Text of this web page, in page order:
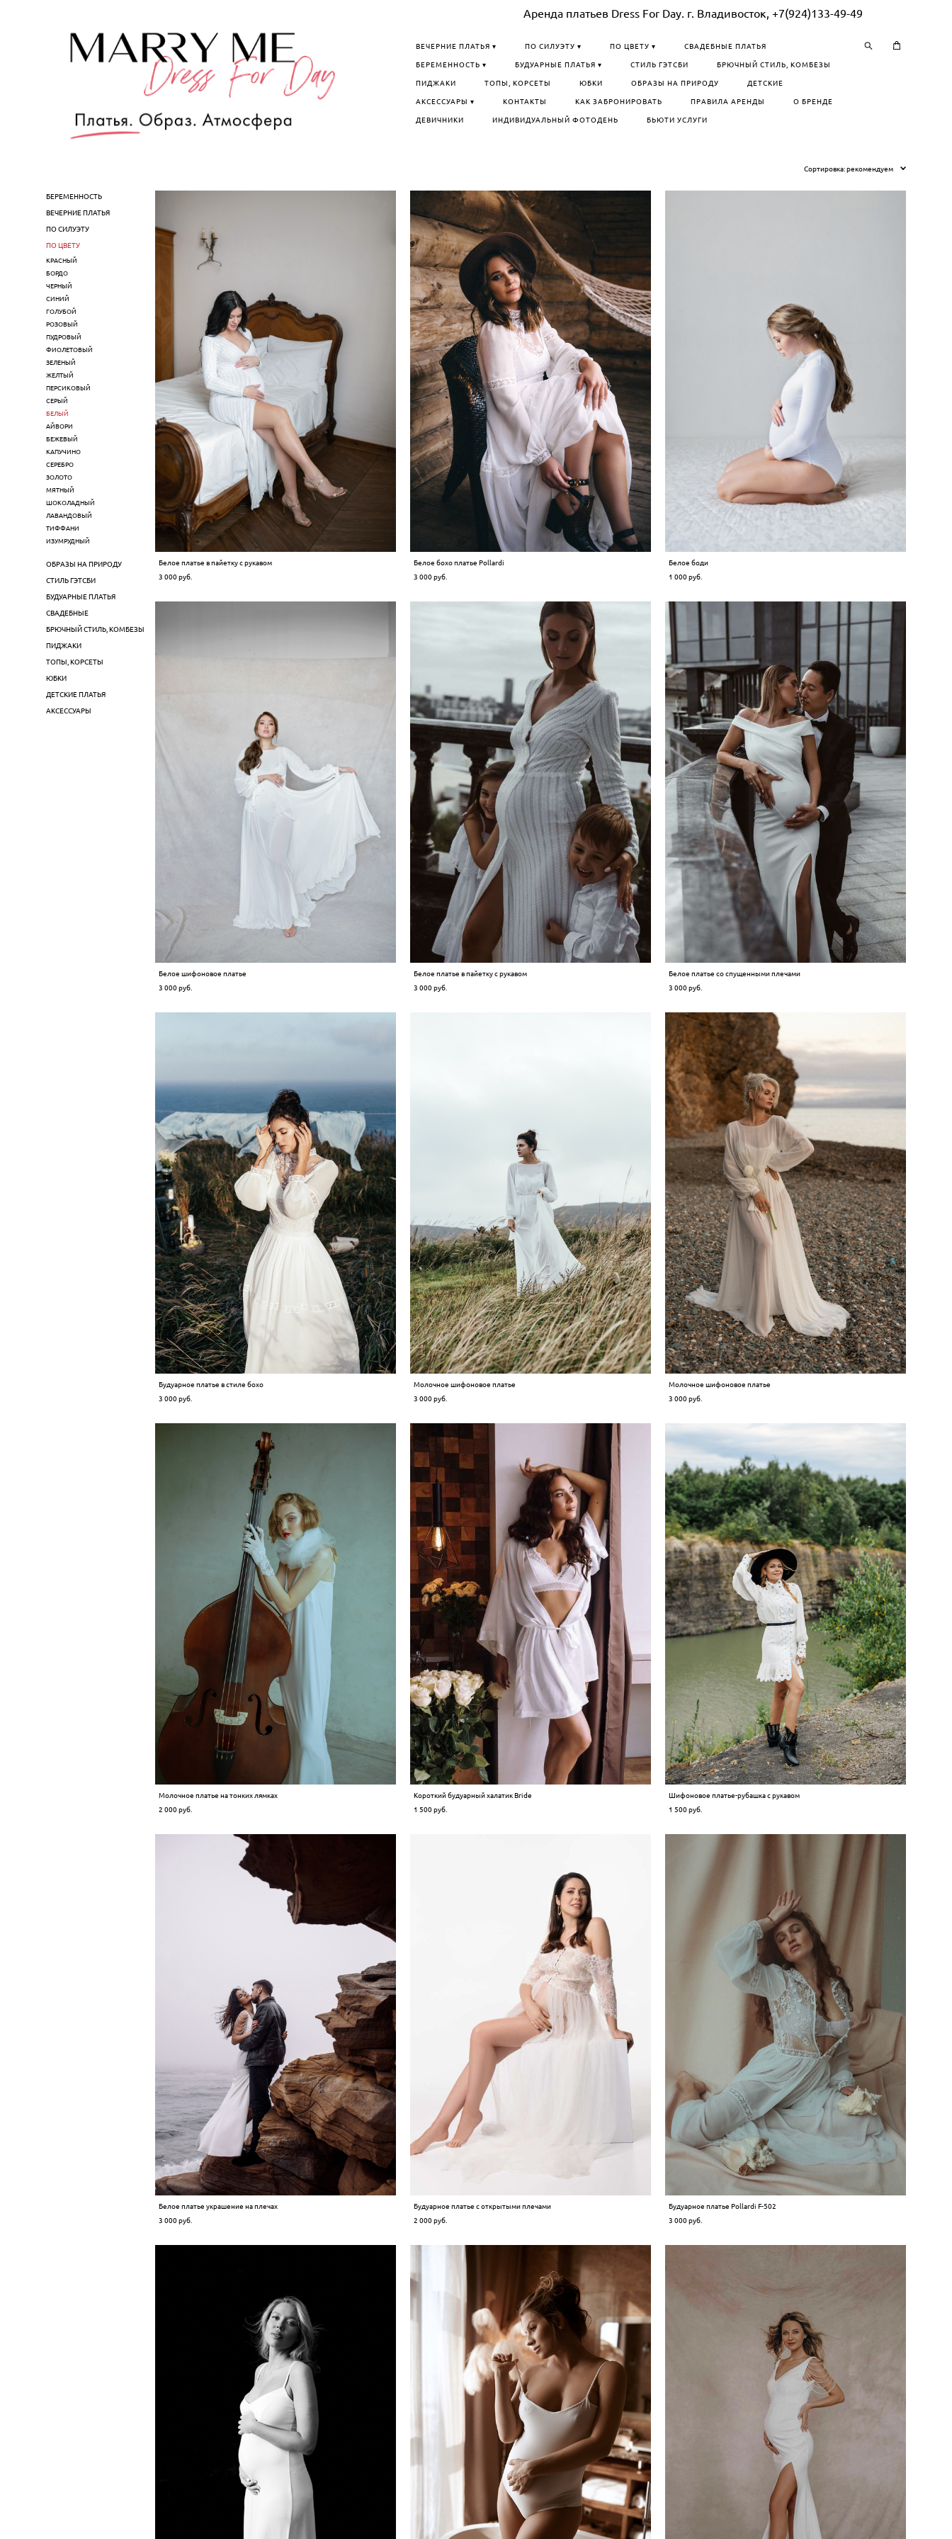
Аренда платьев Dress For Day. г. Владивосток, +7(924)133-49-49
ВЕЧЕРНИЕ ПЛАТЬЯ ▾ ПО СИЛУЭТУ ▾ ПО ЦВЕТУ ▾ СВАДЕБНЫЕ ПЛАТЬЯ
БЕРЕМЕННОСТЬ ▾ БУДУАРНЫЕ ПЛАТЬЯ ▾ СТИЛЬ ГЭТСБИ БРЮЧНЫЙ СТИЛЬ, КОМБЕЗЫ
ПИДЖАКИ ТОПЫ, КОРСЕТЫ ЮБКИ ОБРАЗЫ НА ПРИРОДУ ДЕТСКИЕ
АКСЕССУАРЫ ▾ КОНТАКТЫ КАК ЗАБРОНИРОВАТЬ ПРАВИЛА АРЕНДЫ О БРЕНДЕ
ДЕВИЧНИКИ ИНДИВИДУАЛЬНЫЙ ФОТОДЕНЬ БЬЮТИ УСЛУГИ
БЕРЕМЕННОСТЬ
ВЕЧЕРНИЕ ПЛАТЬЯ
ПО СИЛУЭТУ
ПО ЦВЕТУ
КРАСНЫЙ
БОРДО
ЧЕРНЫЙ
СИНИЙ
ГОЛУБОЙ
РОЗОВЫЙ
ПУДРОВЫЙ
ФИОЛЕТОВЫЙ
ЗЕЛЕНЫЙ
ЖЕЛТЫЙ
ПЕРСИКОВЫЙ
СЕРЫЙ
БЕЛЫЙ
АЙВОРИ
БЕЖЕВЫЙ
КАПУЧИНО
СЕРЕБРО
ЗОЛОТО
МЯТНЫЙ
ШОКОЛАДНЫЙ
ЛАВАНДОВЫЙ
ТИФФАНИ
ИЗУМРУДНЫЙ
ОБРАЗЫ НА ПРИРОДУ
СТИЛЬ ГЭТСБИ
БУДУАРНЫЕ ПЛАТЬЯ
СВАДЕБНЫЕ
БРЮЧНЫЙ СТИЛЬ, КОМБЕЗЫ
ПИДЖАКИ
ТОПЫ, КОРСЕТЫ
ЮБКИ
ДЕТСКИЕ ПЛАТЬЯ
АКСЕССУАРЫ
Сортировка:рекомендуем
Белое платье в пайетку с рукавом
3 000 pуб.
Белое бохо платье Pollardi
3 000 pуб.
Белое боди
1 000 pуб.
Белое шифоновое платье
3 000 pуб.
Белое платье в пайетку с рукавом
3 000 pуб.
Белое платье со спущенными плечами
3 000 pуб.
Будуарное платье в стиле бохо
3 000 pуб.
Молочное шифоновое платье
3 000 pуб.
Молочное шифоновое платье
3 000 pуб.
Молочное платье на тонких лямках
2 000 pуб.
Короткий будуарный халатик Bride
1 500 pуб.
Шифоновое платье-рубашка с рукавом
1 500 pуб.
Белое платье украшение на плечах
3 000 pуб.
Будуарное платье с открытыми плечами
2 000 pуб.
Будуарное платье Pollardi F-502
3 000 pуб.